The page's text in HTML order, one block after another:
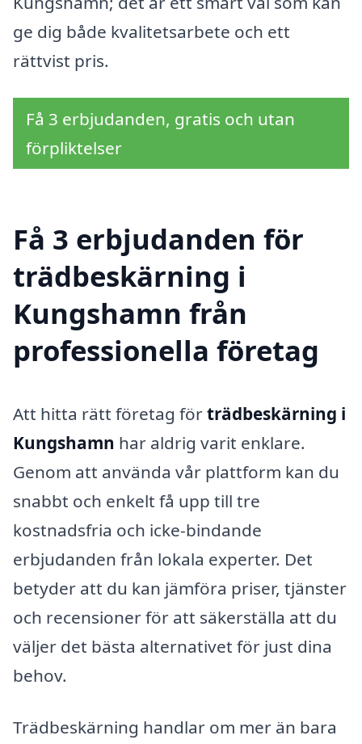
ge dig både kvalitetsarbete och ett
rättvist pris.
Få 3 erbjudanden, gratis och utan
förpliktelser
Få 3 erbjudanden för
trädbeskärning i
Kungshamn från
professionella företag
Att hitta rätt företag förträdbeskärning i
Kungshamn har aldrig varit enklare.
Genom att använda vår plattform kan du
snabbt och enkelt få upp till tre
kostnadsfria och icke-bindande
erbjudanden från lokala experter. Det
betyder att du kan jämföra priser, tjänster
och recensioner för att säkerställa att du
väljer det bästa alternativet för just dina
behov.
Trädbeskärning handlar om mer än bara